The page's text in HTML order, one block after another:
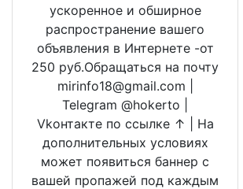
ускоренное и обширное
распространение вашего
объявления в Интернете -от
250 руб.Обращаться на почту
mirinfo18@gmail.com |
Telegram @hokerto |
Vkонтакте по ссылке ↑ | На
дополнительных условиях
может появиться баннер с
вашей пропажей под каждым